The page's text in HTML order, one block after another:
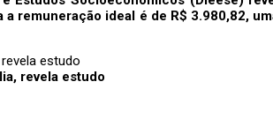
remuneração ideal é de R$ 3.980,82,
revela estudo